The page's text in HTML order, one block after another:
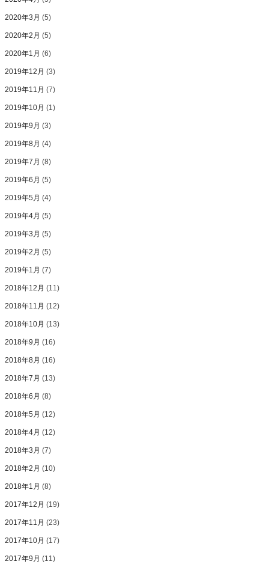
2020年3月 (5)
2020年2月 (5)
2020年1月 (6)
2019年12月 (3)
2019年11月 (7)
2019年10月 (1)
2019年9月 (3)
2019年8月 (4)
2019年7月 (8)
2019年6月 (5)
2019年5月 (4)
2019年4月 (5)
2019年3月 (5)
2019年2月 (5)
2019年1月 (7)
2018年12月 (11)
2018年11月 (12)
2018年10月 (13)
2018年9月 (16)
2018年8月 (16)
2018年7月 (13)
2018年6月 (8)
2018年5月 (12)
2018年4月 (12)
2018年3月 (7)
2018年2月 (10)
2018年1月 (8)
2017年12月 (19)
2017年11月 (23)
2017年10月 (17)
2017年9月 (11)